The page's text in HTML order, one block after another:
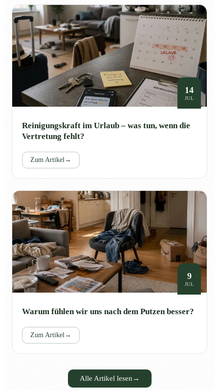
14
JUL
Reinigungskraft im Urlaub – was tun, wenn die
Vertretung fehlt?
Zum Artikel→
9
JUL
Warum fühlen wir uns nach dem Putzen besser?
Zum Artikel→
Alle Artikel lesen →